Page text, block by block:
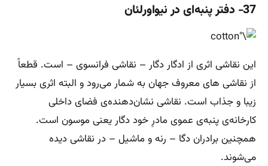
37- دفتر پنبه‌ای در نیواورلئان
این نقاشی اثری از ادگار دگار – نقاشی فرانسوی – است. قطعاً
از نقاشی های معروف جهان به شمار می‌رود و البته اثری بسیار
زیبا و جذاب است. نقاشی نشان‌دهنده‌ی فضای داخلی
کارخانه‌ی پنبه‌ی عموی مادرِ خود دگار یعنی موسون است.
همچنین برادران دگا – رنه و ماشیل – در نقاشی دیده
می‌شوند.